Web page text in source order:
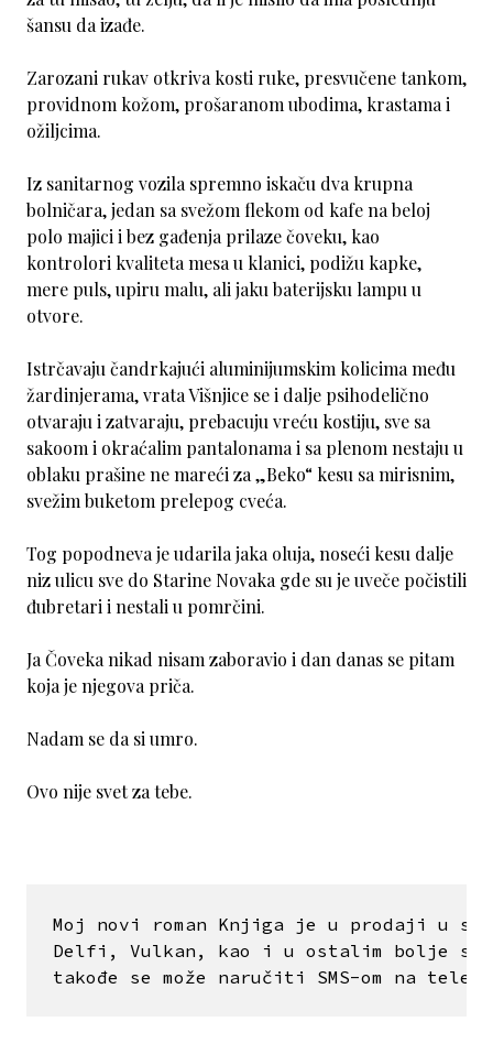
šansu da izađe.
Zarozani rukav otkriva kosti ruke, presvučene tankom,
providnom kožom, prošaranom ubodima, krastama i
ožiljcima.
Iz sanitarnog vozila spremno iskaču dva krupna
bolničara, jedan sa svežom flekom od kafe na beloj
polo majici i bez gađenja prilaze čoveku, kao
kontrolori kvaliteta mesa u klanici, podižu kapke,
mere puls, upiru malu, ali jaku baterijsku lampu u
otvore.
Istrčavaju čandrkajući aluminijumskim kolicima među
žardinjerama, vrata Višnjice se i dalje psihodelično
otvaraju i zatvaraju, prebacuju vreću kostiju, sve sa
sakoom i okraćalim pantalonama i sa plenom nestaju u
oblaku prašine ne mareći za „Beko“ kesu sa mirisnim,
svežim buketom prelepog cveća.
Tog popodneva je udarila jaka oluja, noseći kesu dalje
niz ulicu sve do Starine Novaka gde su je uveče počistili
đubretari i nestali u pomrčini.
Ja Čoveka nikad nisam zaboravio i dan danas se pitam
koja je njegova priča.
Nadam se da si umro.
Ovo nije svet za tebe.
Moj novi roman Knjiga je u prodaji u
Delfi, Vulkan, kao i u ostalim bolje
takođe se može naručiti SMS-om na